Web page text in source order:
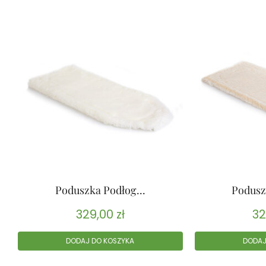
Poduszka Podłog...
329,00 zł
DODAJ DO KOSZYKA